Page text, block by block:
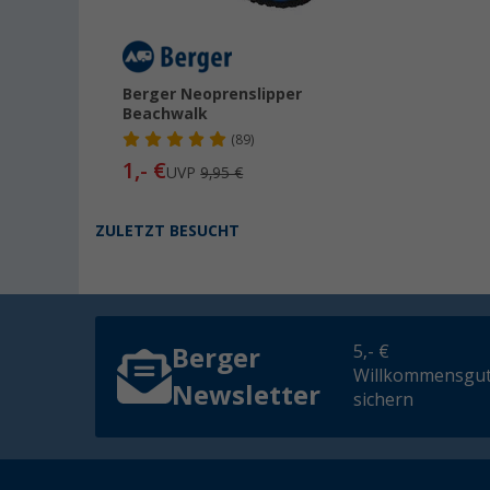
Berger Neoprenslipper
Beachwalk
(89)
1,- €UVP9,95 €
ZULETZT BESUCHT
Berger
Newsletter
5,- €
sichern